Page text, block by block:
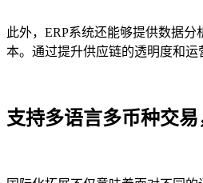
此外，ERP系统还能够提供数据
本。通过提升供应链的透明度和运
支持多语言多币种交